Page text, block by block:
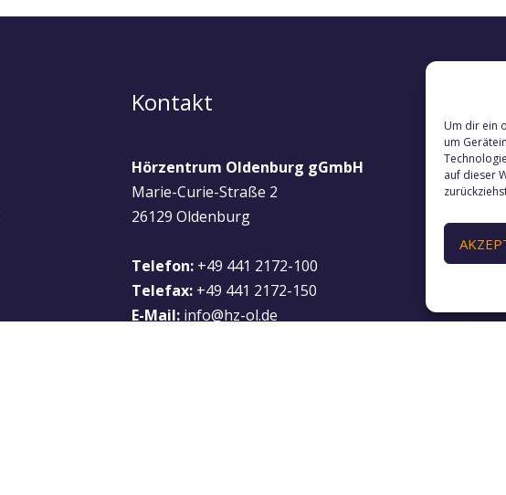
Um dir ein
um
auf dieser
Kontakt
Hörzentrum Oldenburg gGmbH
Marie-Curie-Straße 2
26129 Oldenburg
Telefon: +49 441 2172-100
Telefax: +49 441 2172-150
E-Mail: info@hz-ol.de
Sie